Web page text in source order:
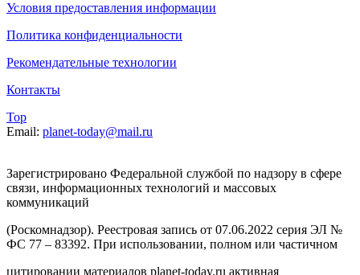
Условия предоставления информации
Политика конфиденциальности
Рекомендательные технологии
Контакты
Top
Email: planet-today@mail.ru
Зарегистрировано Федеральной службой по надзору в сфере
связи, информационных технологий и массовых
коммуникаций
(Роскомнадзор). Реестровая запись от 07.06.2022 серия ЭЛ №
ФС 77 – 83392. При использовании, полном или частичном
цитировании материалов planet-today.ru активная